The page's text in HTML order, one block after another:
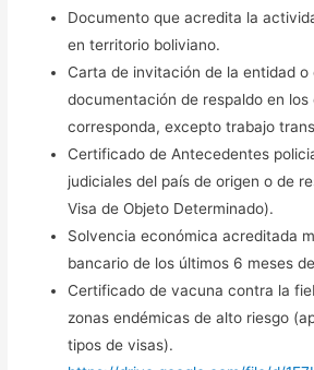
Documento que acredita la
en territorio boliviano.
Carta de invitación de la entidad o
documentación de respaldo en los
corresponda, excepto trabajo
Certificado de Antecedentes
judiciales del país de origen o de
Visa de Objeto Determinado).
Solvencia económica acreditada
bancario de los últimos 6 meses
Certificado de vacuna contra la
zonas endémicas de alto riesgo
tipos de visas).